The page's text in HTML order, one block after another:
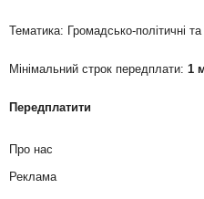
Тематика: Громадсько-політичні
Мінімальний строк передплати: 1
Передплатити
Про нас
Реклама